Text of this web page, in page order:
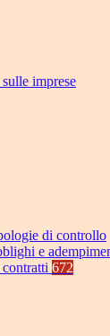
imprese
di controllo
e
672